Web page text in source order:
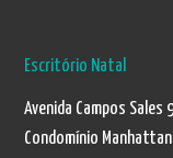
Escritório Natal
Avenida Campos Sales
Condomínio Manhattan